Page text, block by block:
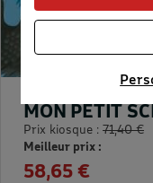
MON PETIT
Prix kiosque : 71,40 €
Meilleur prix :
58,65 €
Univers
partenaires des
publicités
Connaître notre